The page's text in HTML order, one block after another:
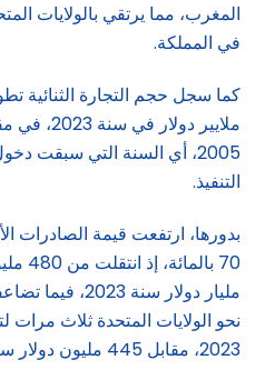
المغرب، مما يرتقي بالولايات
في المملكة.
كما سجل حجم التجارة الثنائية
2005، أي السنة التي سبقت
التنفيذ.
بدورها، ارتفعت قيمة الصادرات
مليار دولار
2023، مقابل 445 مليون دولار سنة 2005.